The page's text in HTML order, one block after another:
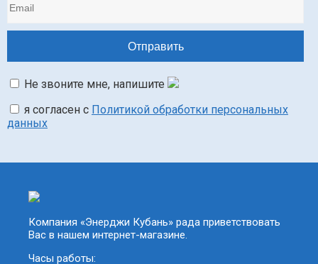
Не звоните мне, напишите
я согласен с Политикой обработки персональных
данных
Компания «Энерджи Кубань» рада приветствовать
Вас в нашем интернет-магазине.
Часы работы: